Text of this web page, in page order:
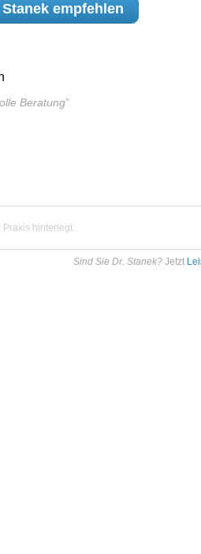
Stanek empfehlen
Beratung”
Praxis hinterlegt.
Sind Sie Dr. Stanek? Jetzt